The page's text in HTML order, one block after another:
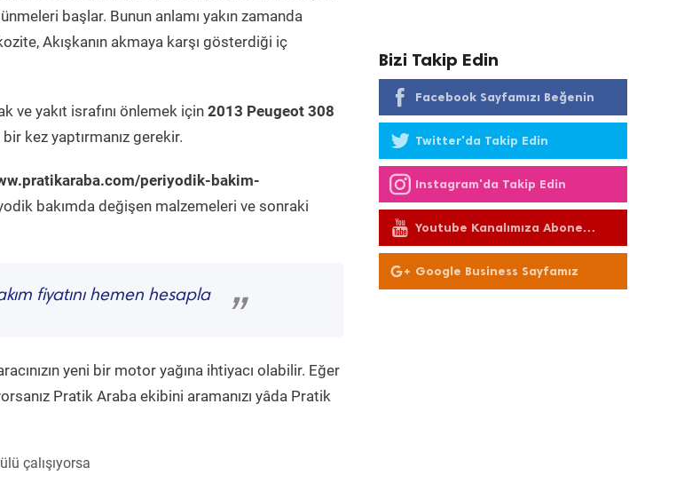
başlar. Bunun anlamı yakın zamanda
Akışkanın akmaya karşı gösterdiği iç
ve yakıt israfını önlemek için 2013 Peugeot 308
kez yaptırmanız gerekir.
periyodik-bakim-
bakımda değişen malzemeleri ve sonraki
fiyatını hemen hesapla
”
yeni bir motor yağına ihtiyacı olabilir. Eğer
Pratik Araba ekibini aramanızı yâda Pratik
çalışıyorsa
Bizi Takip Edin
Facebook Sayfamızı Beğenin
Twitter'da Takip Edin
Instagram'da Takip Edin
Youtube Kanalımıza Abone
Olun
Google Business Sayfamız